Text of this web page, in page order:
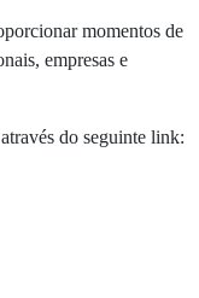
momentos de
empresas e
do seguinte link: